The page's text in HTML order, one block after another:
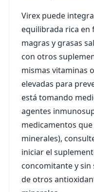
Virex puede
equilibrada rica en
magras y grasas
con otros
mismas vitaminas
elevadas para
está tomando
agentes
medicamentos
minerales),
iniciar el
concomitante y sin
de otros